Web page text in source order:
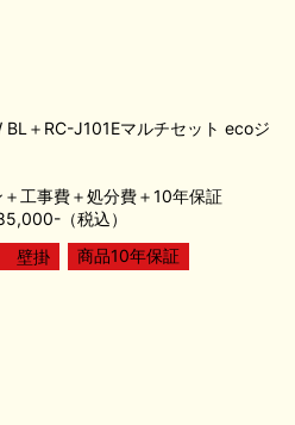
BL＋RC-J101Eマルチセット ecoジ
工事費＋処分費＋10年保証
（税込）
壁掛
商品10年保証